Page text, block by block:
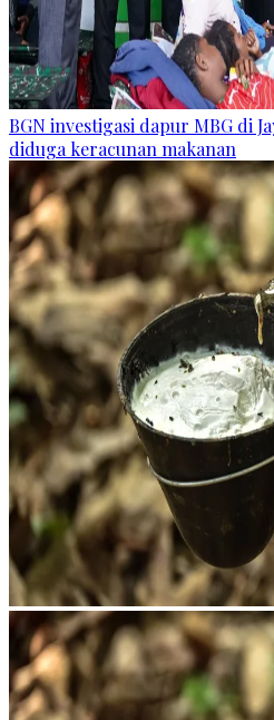
BGN investigasi dapur MBG di
diduga keracunan makanan